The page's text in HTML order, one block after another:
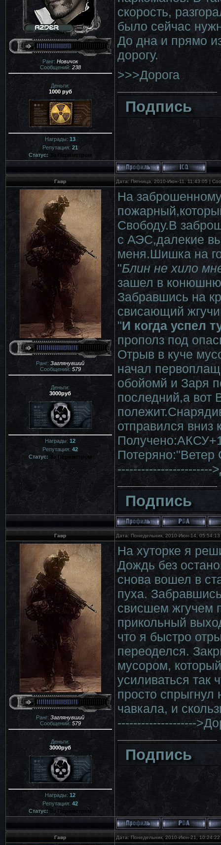
Ранг:Новичок
Сообщений: 238
Деньги:
1000 руб
Награды:13
Репутация:21
Статус: За Периметром
скорость,
было сейчас
До дна и прямо
дорогу.
>>>Дорога
Подпись
Гавр Дата: Пятница, 2010-Июн-11, 11:43:05 |
Ранг: Заглянувший
Сообщений:579
Деньги:
3000руб
Награды: 12
Репутация:42
Статус: За Периметром
На
Свободу.В
с АЭС,далекие
меня.Шишка на
"Блин не хило
зашел в
Забравшись на
свисающий
"И когда успел
прополз под
Отрыв в куче
начал
обойомй и Заря
последний,а вот
отправился вниз
Потеряно:"Ветер
------------------------
Подпись
Гавр Дата: Понедельник, 2010-Июн-14,
Ранг: Заглянувший
Сообщений:579
Деньги:
3000руб
Награды: 12
Репутация:42
Статус: За Периметром
На хуторке я
Дождь без
снова вошел в
пуха.
свисшем жгучем
прикольный
что я быстро
переоделся.
мусором,
усиливаться так
просто
чавкала, и
--------------------
Подпись
Гавр Дата: Понедельник, 2010-Июн-21,